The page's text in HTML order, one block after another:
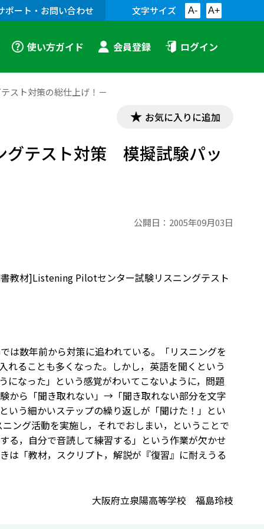
ポート・お問い合わせ 文字サイズ A- A+
使い方ガイド 会員登録 ログイン
スト対策の総仕上げ！－
お気に入りに追加
グテスト対策 模擬試験パッ
公開日： 2005年09月03日
教材]Listening Pilotセンター試験リスニングテスト
は数年前から対策に追われている。「リスニングを
れることも多くなった。しかし，英語を聞くという
になった」という感覚がわいてこないように，問題
から「聞き取れない」→「聞き取れない部分を文字
う細かいステップの繰り返しが「聞けた！」とい
ング活動を実施し，それでおしまい，ということで
る，自分で音読して練習する」という作業が欠かせ
は「教材，スクリプト，解説が『復習』に耐えうる
大阪府立泉陽高等学校 福島玲枝